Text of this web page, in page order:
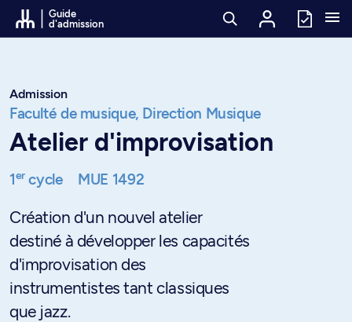
Passer au contenu
Guide
d'admission
Admission
Faculté de musique, Direction Musique
Atelier d'improvisation
1ercycle MUE 1492
Création d'un nouvel atelier
destiné à développer les capacités
d'improvisation des
instrumentistes tant classiques
que jazz.